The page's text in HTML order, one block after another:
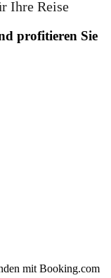
Ihre Reise
profitieren Sie
mit Booking.com